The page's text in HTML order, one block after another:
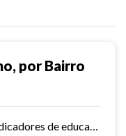
por Bairro